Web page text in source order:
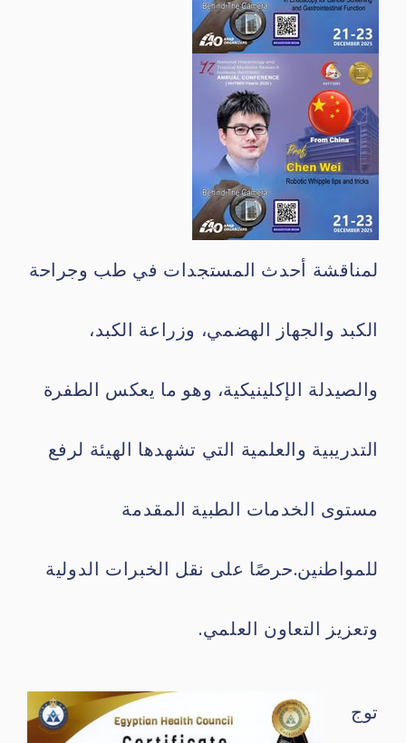
لمناقشة أحدث المستجدات في طب وجراحة
الكبد والجهاز الهضمي، وزراعة الكبد،
والصيدلة الإكلينيكية، وهو ما يعكس الطفرة
التدريبية والعلمية التي تشهدها الهيئة لرفع
مستوى الخدمات الطبية المقدمة
للمواطنين.حرصًا على نقل الخبرات الدولية
وتعزيز التعاون العلمي.
توج